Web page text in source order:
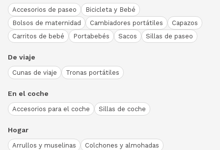
Accesorios de paseo
Bicicleta y Bebé
Bolsos de maternidad
Cambiadores portátiles
Capazos
Carritos de bebé
Portabebés Sacos Sillas de paseo
De viaje
Cunas de viaje Tronas portátiles
En el coche
Accesorios para el coche Sillas de coche
Hogar
Arrullos y muselinas
Colchones y almohadas